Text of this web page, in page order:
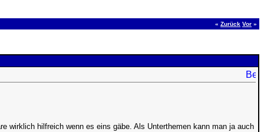
« Zurück Vor »
wirklich hilfreich wenn es eins gäbe. Als Unterthemen kann man ja auch